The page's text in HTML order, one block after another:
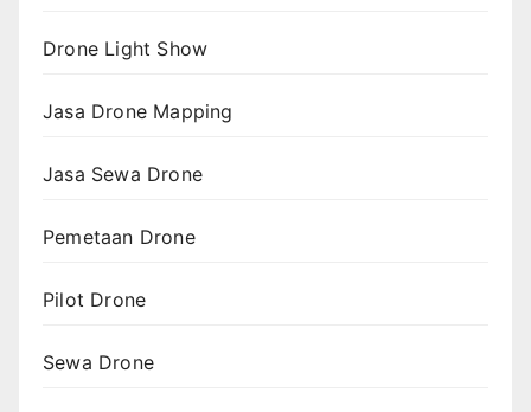
Drone Light Show
Jasa Drone Mapping
Jasa Sewa Drone
Pemetaan Drone
Pilot Drone
Sewa Drone